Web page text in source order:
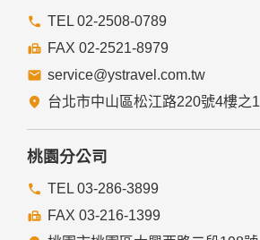
TEL 02-2508-0789
FAX 02-2521-8979
service@ystravel.com.tw
台北市中山區松江路220號4樓之1
桃園分公司
TEL 03-286-3899
FAX 03-216-1399